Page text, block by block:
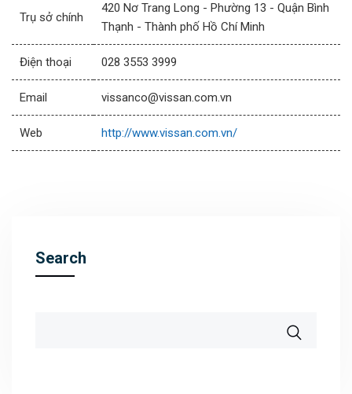
Trụ sở chính
420 Nơ Trang Long - Phường 13 - Quận Bình
Thạnh - Thành phố Hồ Chí Minh
Điện thoại 028 3553 3999
Email vissanco@vissan.com.vn
Web http://www.vissan.com.vn/
Search